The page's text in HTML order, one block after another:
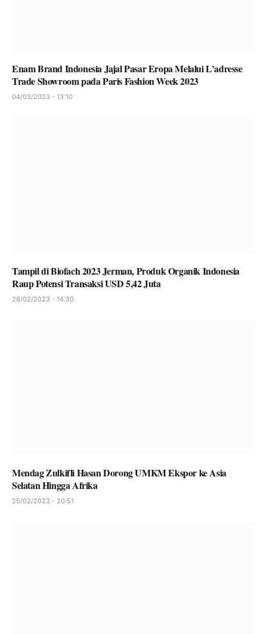
Enam Brand Indonesia Jajal Pasar Eropa Melalui L’adresse
Trade Showroom pada Paris Fashion Week 2023
04/03/2023 - 13:10
Tampil di Biofach 2023 Jerman, Produk Organik Indonesia
Raup Potensi Transaksi USD 5,42 Juta
28/02/2023 - 14:30
Mendag Zulkifli Hasan Dorong UMKM Ekspor ke Asia
Selatan Hingga Afrika
25/02/2023 - 20:51